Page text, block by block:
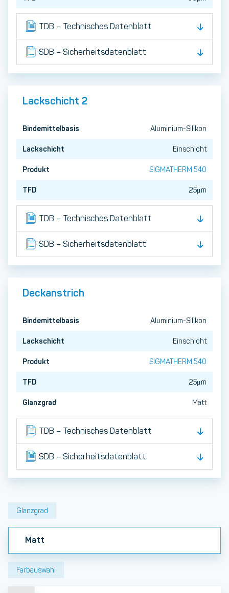
TDB – Technisches Datenblatt
SDB – Sicherheitsdatenblatt
Lackschicht 2
Bindemittelbasis Aluminium-Silikon
Lackschicht Einschicht
Produkt SIGMATHERM 540
TFD 25μm
TDB – Technisches Datenblatt
SDB – Sicherheitsdatenblatt
Deckanstrich
Bindemittelbasis Aluminium-Silikon
Lackschicht Einschicht
Produkt SIGMATHERM 540
TFD 25μm
Glanzgrad Matt
TDB – Technisches Datenblatt
SDB – Sicherheitsdatenblatt
Glanzgrad
Matt
Farbauswahl